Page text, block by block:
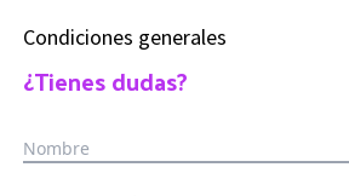
Condiciones generales
¿Tienes dudas?